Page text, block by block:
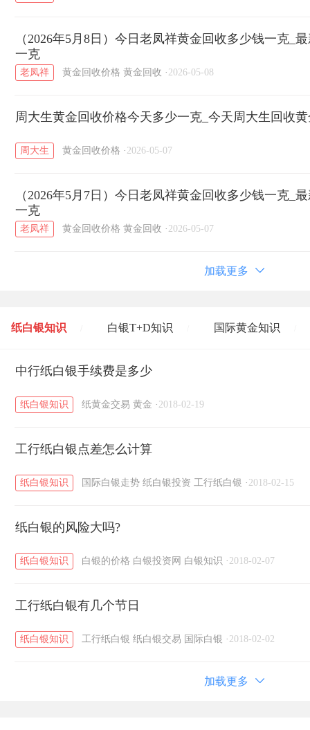
（2026年5月8日）今日老凤祥黄金回收多少钱一克_
一克
老凤祥 黄金回收价格 黄金回收 · 2026-05-08
周大生黄金回收价格今天多少一克_今天周大生回收
周大生 黄金回收价格 · 2026-05-07
（2026年5月7日）今日老凤祥黄金回收多少钱一克_
一克
老凤祥 黄金回收价格 黄金回收 · 2026-05-07
加载更多
纸白银知识 白银T+D知识 国际黄金知识
黄金T+D知识 / 粤贵银知识
中行纸白银手续费是多少
纸白银知识 纸黄金交易 黄金 · 2018-02-19
工行纸白银点差怎么计算
纸白银知识 国际白银走势 纸白银投资 工行纸白银 · 2018-02-15
纸白银的风险大吗?
纸白银知识 白银的价格 白银投资网 白银知识 · 2018-02-07
工行纸白银有几个节日
纸白银知识 工行纸白银 纸白银交易 国际白银 · 2018-02-02
加载更多